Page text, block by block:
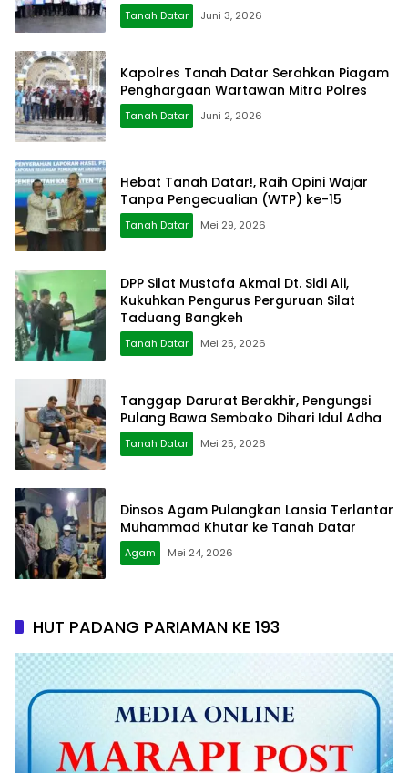
Tanah Datar Juni 3, 2026
Kapolres Tanah Datar Serahkan Piagam
Penghargaan Wartawan Mitra Polres
Tanah Datar Juni 2, 2026
Hebat Tanah Datar!, Raih Opini Wajar
Tanpa Pengecualian (WTP) ke-15
Tanah Datar Mei 29, 2026
DPP Silat Mustafa Akmal Dt. Sidi Ali,
Kukuhkan Pengurus Perguruan Silat
Taduang Bangkeh
Tanah Datar Mei 25, 2026
Tanggap Darurat Berakhir, Pengungsi
Pulang Bawa Sembako Dihari Idul Adha
Tanah Datar Mei 25, 2026
Dinsos Agam Pulangkan Lansia Terlantar
Muhammad Khutar ke Tanah Datar
Agam Mei 24, 2026
HUT PADANG PARIAMAN KE 193